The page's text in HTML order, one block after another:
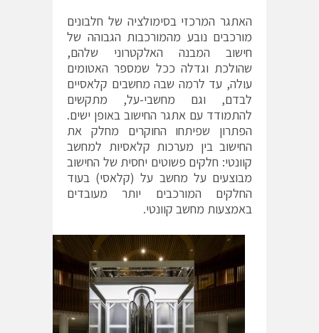
האתגר המרכזי בסימולציה של חלבונים
מורכבים נובע מהמורכבות הגבוהה של
חישוב המבנה האלקטרוני שלהם,
שהולכת וגדלה ככל שמספר האטומים
עולה, עד לרמה שבה מחשבים קלאסיים
לבדם, וגם מחשבי-על, מתקשים
להתמודד עם אתגר החישוב באופן ישים.
הפתרון שפיתחו החוקרים מחלק את
החישוב בין מערכות קלאסיות למחשב
קוונטי: חלקים פשוטים יחסית של החישוב
מבוצעים על מחשב על (קלאסי) בעוד
החלקים המורכבים יותר מעובדים
באמצעות מחשב קוונטי.